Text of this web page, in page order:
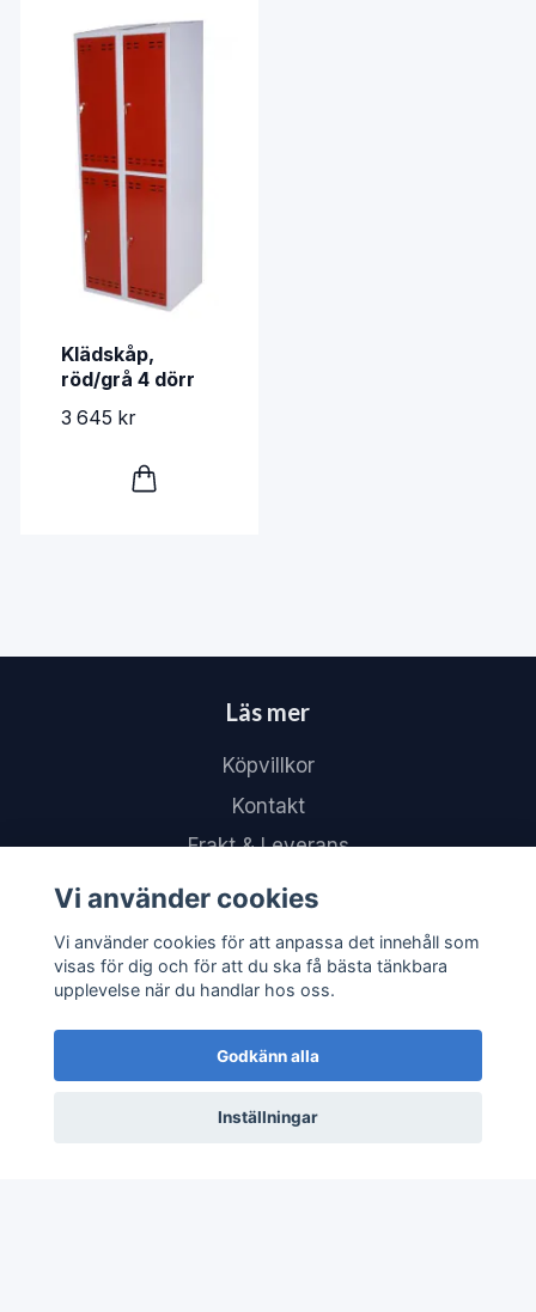
Klädskåp,
röd/grå 4 dörr
3 645 kr
Läs mer
Köpvillkor
Kontakt
Frakt & Leverans
Returer & Återköp
Vi använder cookies
Vi använder cookies för att anpassa det innehåll som
visas för dig och för att du ska få bästa tänkbara
upplevelse när du handlar hos oss.
Godkänn alla
Inställningar